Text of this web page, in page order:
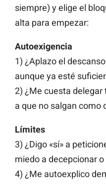
siempre) y elige el
alta para empezar:
Autoexigencia
1) ¿Aplazo el
aunque ya esté
2) ¿Me cuesta
a que no salgan como
Límites
3) ¿Digo «sí» a
miedo a decepcionar
4) ¿Me autoexplico